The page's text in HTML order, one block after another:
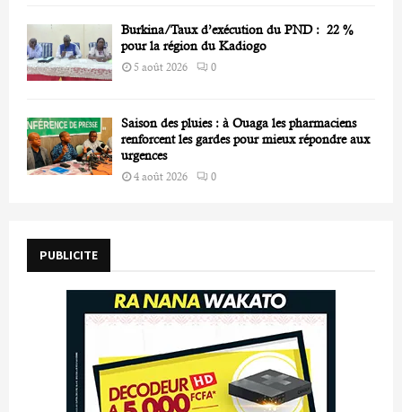
Burkina/Taux d’exécution du PND : 22 %
pour la région du Kadiogo
5 août 2026 0
Saison des pluies : à Ouaga les pharmaciens
renforcent les gardes pour mieux répondre aux
urgences
4 août 2026 0
PUBLICITE